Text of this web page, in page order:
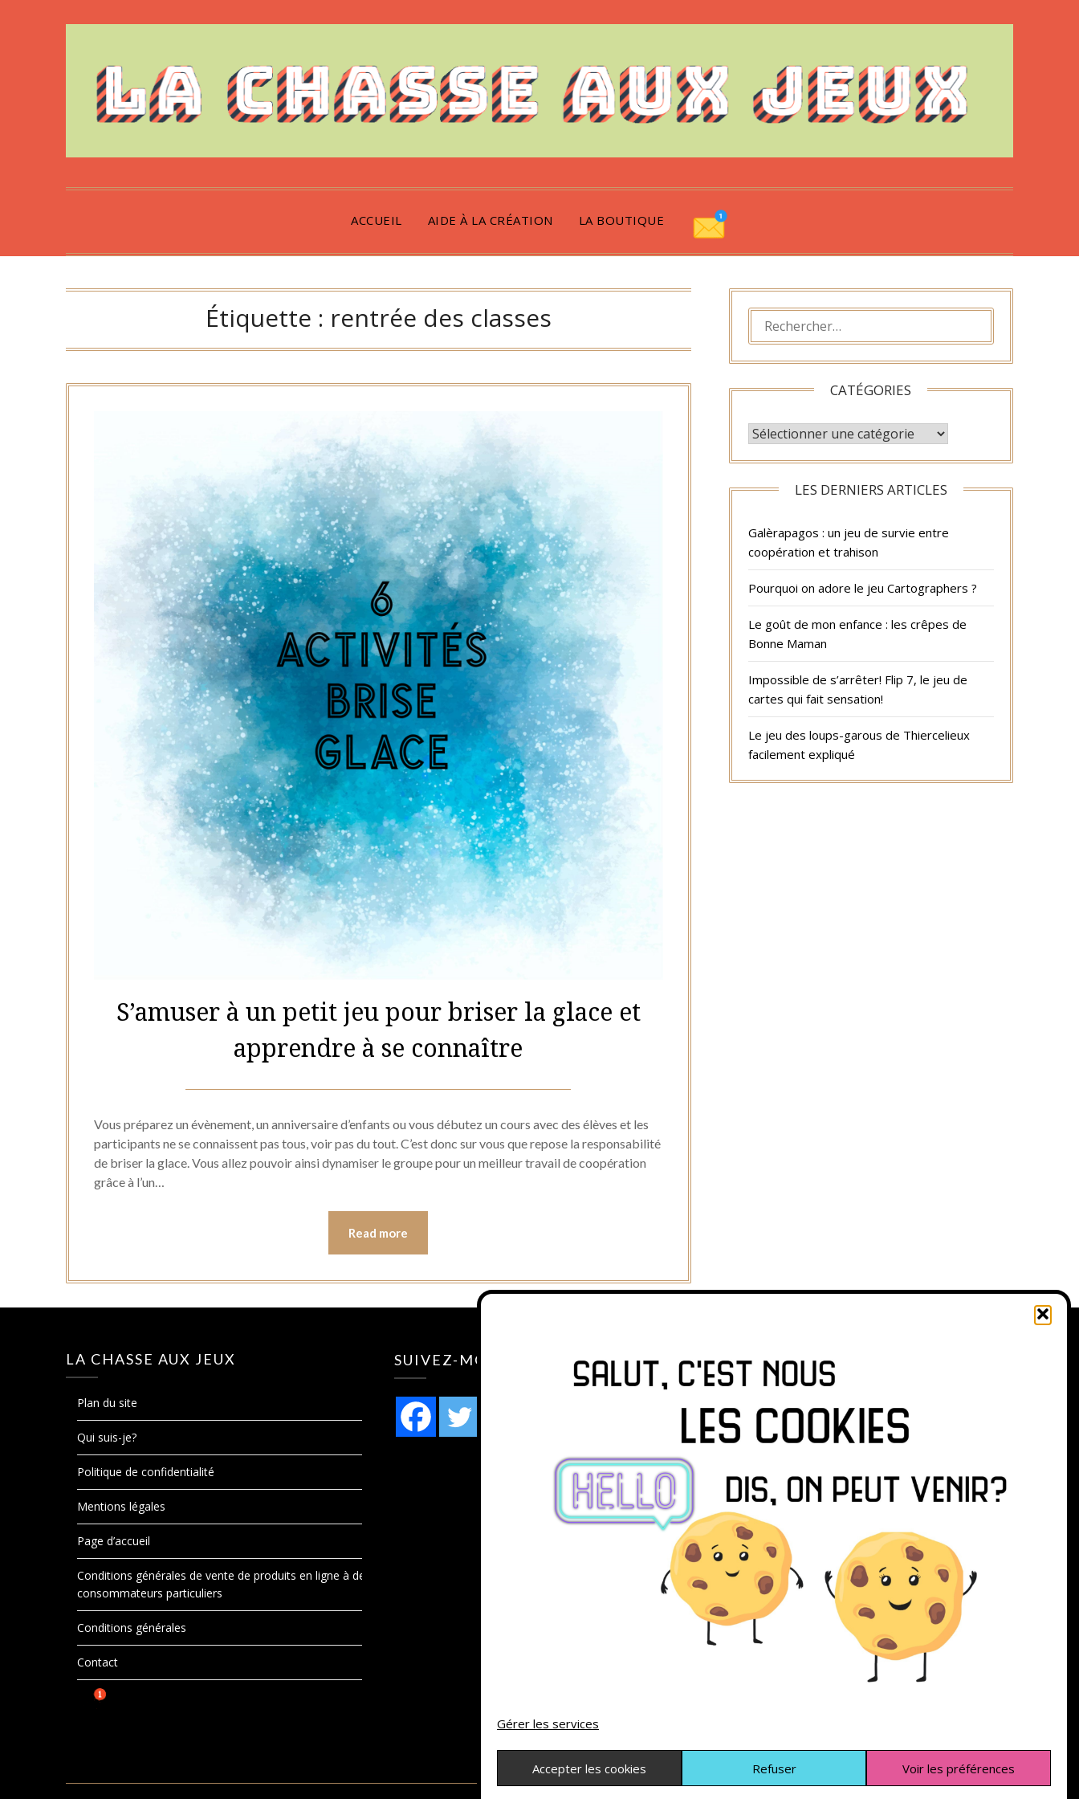
Gérer les services
Accepter les cookies Refuser Voir les préférences
ACCUEIL AIDE À LA CRÉATION LA BOUTIQUE
Étiquette : rentrée des classes
S’amuser à un petit jeu pour briser la glace et
apprendre à se connaître
on
12
janvier
Hélène
Vous préparez un évènement, un anniversaire d’enfants ou vous débutez un cours avec des élèves et les
participants ne se connaissent pas tous, voir pas du tout. C’est donc sur vous que repose la responsabilité
de briser la glace. Vous allez pouvoir ainsi dynamiser le groupe pour un meilleur travail de coopération
grâce à l’un…
Read more
RECHERCHER :
CATÉGORIES
CATÉGORIES
LES DERNIERS ARTICLES
Galèrapagos : un jeu de survie entre
coopération et trahison
Pourquoi on adore le jeu Cartographers ?
Le goût de mon enfance : les crêpes de
Bonne Maman
Impossible de s’arrêter! Flip 7, le jeu de
cartes qui fait sensation!
Le jeu des loups-garous de Thiercelieux
facilement expliqué
LA CHASSE AUX JEUX
Plan du site
Qui suis-je?
Politique de confidentialité
Mentions légales
Page d’accueil
Conditions générales de vente de produits en ligne à des
consommateurs particuliers
Conditions générales
Contact
SUIVEZ-MOI SUR